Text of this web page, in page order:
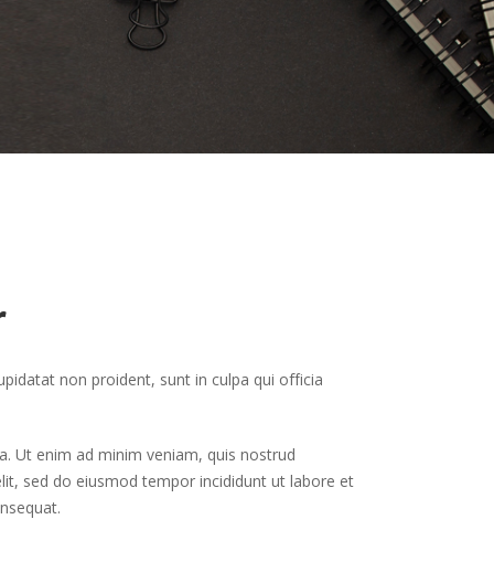
non proident, sunt in culpa qui officia
Ut enim ad minim veniam, quis nostrud
sed do eiusmod tempor incididunt ut labore et